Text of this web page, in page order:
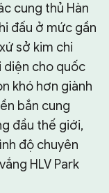
cung thủ Hàn
đấu ở mức gần
sở kim chi
diện cho quốc
khó hơn giành
bắn cung
đầu thế giới,
độ chuyên
HLV Park